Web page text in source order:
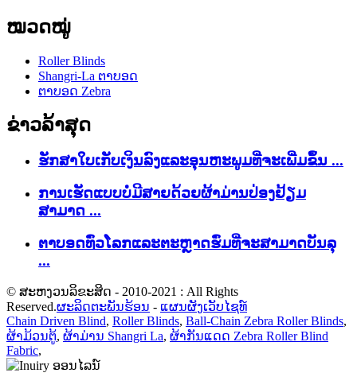
ໝວດໝູ່
Roller Blinds
Shangri-La ຕາບອດ
ຕາບອດ Zebra
ຂ່າວລ້າສຸດ
ຮັກສາ​ໃບ​ເກັບ​ເງິນ​ລົງ​ແລະ​ອຸນ​ຫະ​ພູມ​ທີ່​ຈະ​ເພີ່ມ​ຂຶ້ນ ...
ການເຮັດແບບບໍ່ມີສາຍດ້ວຍຜ້າມ່ານປ່ອງຢ້ຽມ
ສາມາດ ...
ຕາບອດທົ່ວໂລກແລະຕະຫຼາດຮົ່ມທີ່ຈະສາມາດບັນລຸ
...
© ສະຫງວນລິຂະສິດ - 2010-2021 : All Rights
Reserved.ຜະລິດຕະພັນຮ້ອນ - ແຜນຜັງເວັບໄຊທ໌
Chain Driven Blind, Roller Blinds, Ball-Chain Zebra Roller Blinds,
ຜ້າມ້ວນຕູ້, ຜ້າມ່ານ Shangri La, ຜ້າກັນແດດ Zebra Roller Blind
Fabric,